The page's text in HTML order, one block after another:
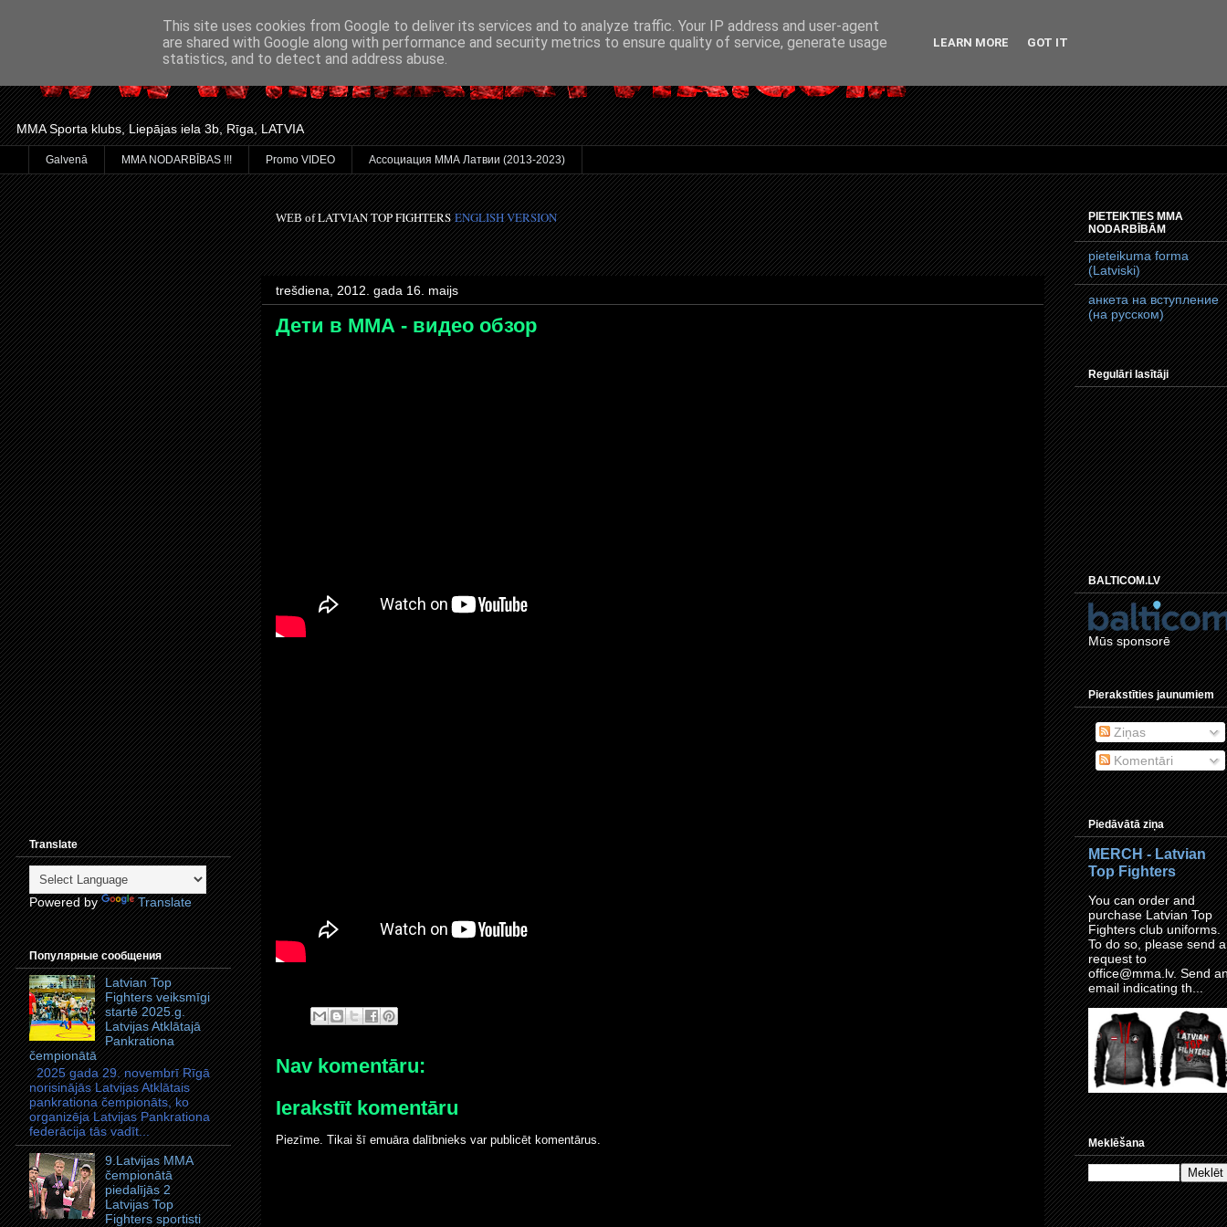
MMA Sporta klubs, Liepājas iela 3b, Rīga, LATVIA
Galvenā MMA NODARBĪBAS !!! Promo VIDEO Ассоциация ММА Латвии (2013-2023)
WEB ofLATVIAN TOP FIGHTERS ENGLISH VERSION
trešdiena, 2012. gada 16. maijs
Дети в ММА - видео обзор
Nav komentāru:
Ierakstīt komentāru
Piezīme. Tikai šī emuāra dalībnieks var publicēt komentārus.
Translate
Powered by Translate
Популярные сообщения
Latvian Top
Fighters veiksmīgi
startē 2025.g.
Latvijas Atklātajā
Pankrationa
čempionātā
2025 gada 29. novembrī Rīgā
norisinājās Latvijas Atklātais
pankrationa čempionāts, ko
organizēja Latvijas Pankrationa
federācija tās vadīt...
9.Latvijas MMA
čempionātā
piedalījās 2
Latvijas Top
Fighters sportisti
PIETEIKTIES MMA
NODARBĪBĀM
pieteikuma forma
(Latviski)
анкета на вступление
(на русском)
Regulāri lasītāji
BALTICOM.LV
Mūs sponsorē
Pierakstīties jaunumiem
Ziņas
Komentāri
Piedāvātā ziņa
MERCH - Latvian
Top Fighters
You can order and
purchase Latvian Top
Fighters club uniforms.
To do so, please send a
request to
office@mma.lv. Send
email indicating th...
Meklēšana
This site uses cookies from Google to deliver its services and to analyze traffic. Your IP address and user-agent
are shared with Google along with performance and security metrics to ensure quality of service, generate usage
statistics, and to detect and address abuse.
LEARN MORE GOT IT